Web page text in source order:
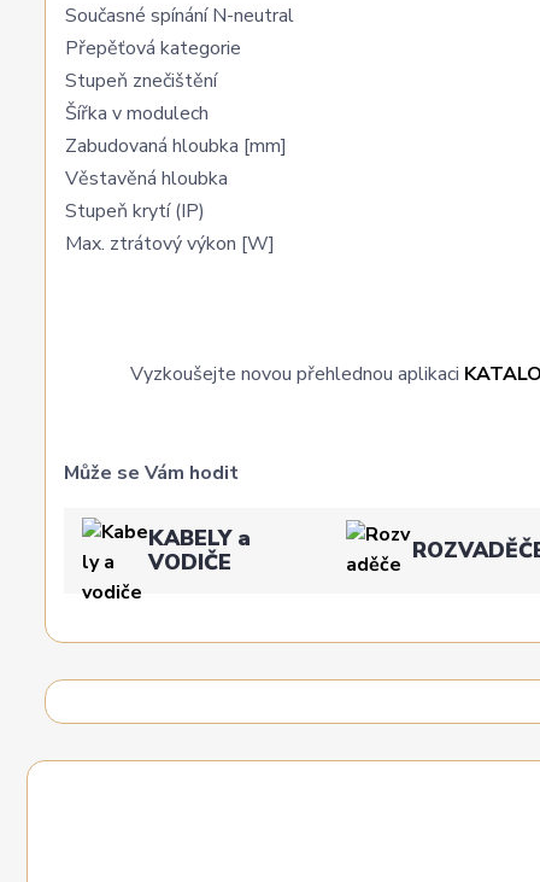
Současné spínání N-neutral
Přepěťová kategorie
Stupeň znečištění
Šířka v modulech
Zabudovaná hloubka [mm]
Věstavěná hloubka
Stupeň krytí (IP)
Max. ztrátový výkon [W]
Vyzkoušejte novou přehlednou aplikaci
Může se Vám hodit
KABELY a
VODIČE